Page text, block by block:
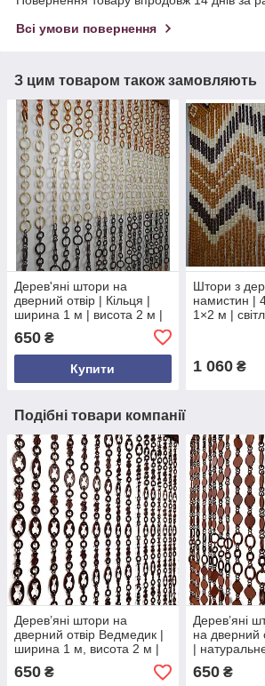
Всі умови повернення
З цим товаром також замовляють
Дерев'яні штори на
дверний отвір | Кільця |
ширина 1 м | висота 2 м |
різнокольорові
650 ₴
Купити
Штори з
намистин |
1×2 м |
1 060₴
Подібні товари компанії
Дерев’яні штори на
дверний отвір Ведмедик |
ширина 1 м, висота 2 м |
дерев’яні коричнево-темні
650 ₴
Дерев’яні
на дверний
|
коричнево-
Україна
650₴